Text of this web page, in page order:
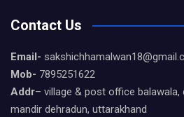
Contact Us
Email-
Mob- 7895251622
Addr– village & post office balawala,
mandir dehradun, uttarakhand